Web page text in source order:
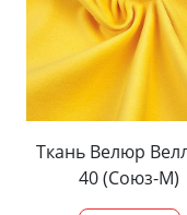
Ткань Велюр
40 (Союз-М)